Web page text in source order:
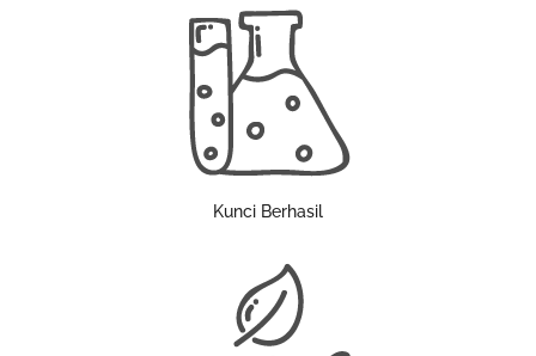
Kunci Berhasil